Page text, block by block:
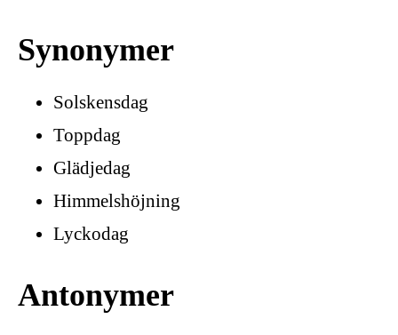
Synonymer
Solskensdag
Toppdag
Glädjedag
Himmelshöjning
Lyckodag
Antonymer